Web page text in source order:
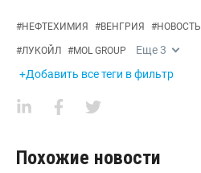
#НЕФТЕХИМИЯ #ВЕНГРИЯ #НОВОСТЬ
#ЛУКОЙЛ #MOL GROUP Еще3
+Добавить все теги в фильтр
Похожие новости